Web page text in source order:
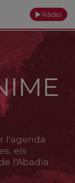
Ràdio
l'agenda
els
l'Abadia